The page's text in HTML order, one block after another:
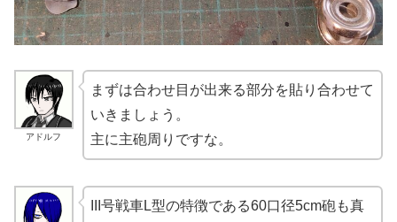
アドルフ
まずは合わせ目が出来る部分を貼り合わせて
いきましょう。
主に主砲周りですな。
III号戦車L型の特徴である60口径5cm砲も真